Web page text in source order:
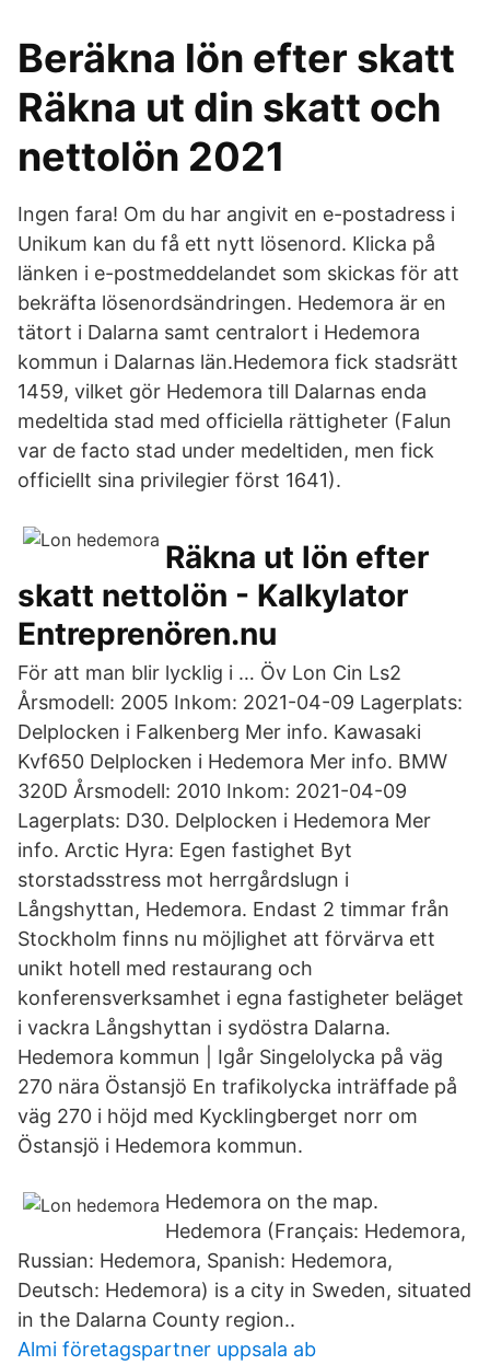
Beräkna lön efter skatt
Räkna ut din skatt och
nettolön 2021
Ingen fara! Om du har angivit en e-postadress i
Unikum kan du få ett nytt lösenord. Klicka på
länken i e-postmeddelandet som skickas för att
bekräfta lösenordsändringen. Hedemora är en
tätort i Dalarna samt centralort i Hedemora
kommun i Dalarnas län.Hedemora fick stadsrätt
1459, vilket gör Hedemora till Dalarnas enda
medeltida stad med officiella rättigheter (Falun
var de facto stad under medeltiden, men fick
officiellt sina privilegier först 1641).
Räkna ut lön efter
skatt nettolön - Kalkylator
Entreprenören.nu
För att man blir lycklig i … Öv Lon Cin Ls2
Årsmodell: 2005 Inkom: 2021-04-09 Lagerplats:
Delplocken i Falkenberg Mer info. Kawasaki
Kvf650 Delplocken i Hedemora Mer info. BMW
320D Årsmodell: 2010 Inkom: 2021-04-09
Lagerplats: D30. Delplocken i Hedemora Mer
info. Arctic Hyra: Egen fastighet Byt
storstadsstress mot herrgårdslugn i
Långshyttan, Hedemora. Endast 2 timmar från
Stockholm finns nu möjlighet att förvärva ett
unikt hotell med restaurang och
konferensverksamhet i egna fastigheter beläget
i vackra Långshyttan i sydöstra Dalarna.
Hedemora kommun | Igår Singelolycka på väg
270 nära Östansjö En trafikolycka inträffade på
väg 270 i höjd med Kycklingberget norr om
Östansjö i Hedemora kommun.
Hedemora on the map.
Hedemora (Français: Hedemora,
Russian: Hedemora, Spanish: Hedemora,
Deutsch: Hedemora) is a city in Sweden, situated
in the Dalarna County region..
Almi företagspartner uppsala ab